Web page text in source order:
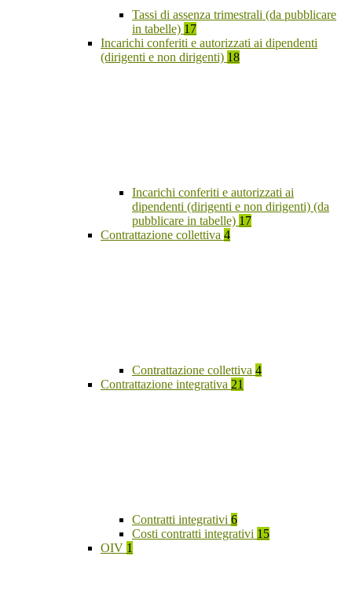
Tassi di assenza trimestrali (da pubblicare
in tabelle) 17
Incarichi conferiti e autorizzati ai dipendenti
(dirigenti e non dirigenti) 18
Incarichi conferiti e autorizzati ai
dipendenti (dirigenti e non dirigenti) (da
pubblicare in tabelle) 17
Contrattazione collettiva 4
Contrattazione collettiva 4
Contrattazione integrativa 21
Contratti integrativi 6
Costi contratti integrativi 15
OIV 1